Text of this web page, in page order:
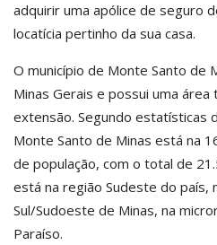
adquirir uma apólice de seguro
locatícia pertinho da sua casa.
O município de Monte Santo de
Minas Gerais e possui uma
extensão. Segundo estatísticas
Monte Santo de Minas está na
de população, com o total de
está na região Sudeste do país,
Sul/Sudoeste de Minas, na
Paraíso.